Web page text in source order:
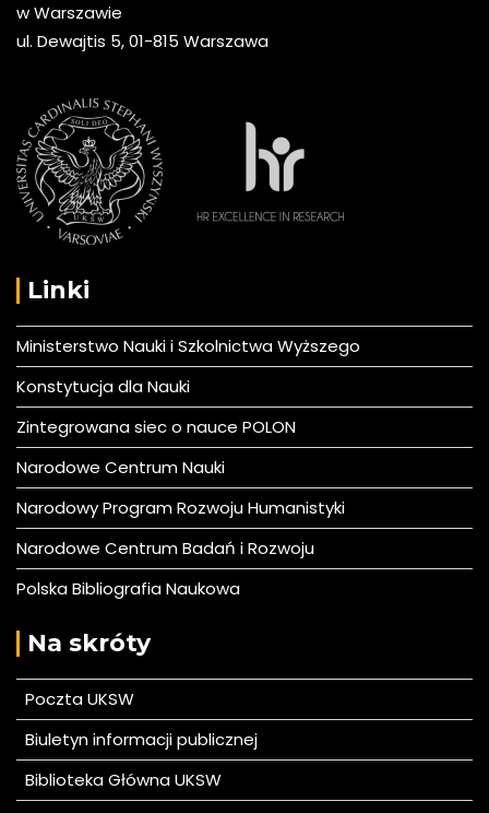
w Warszawie
ul. Dewajtis 5, 01-815 Warszawa
Linki
Ministerstwo Nauki i Szkolnictwa Wyższego
Konstytucja dla Nauki
Zintegrowana siec o nauce POLON
Narodowe Centrum Nauki
Narodowy Program Rozwoju Humanistyki
Narodowe Centrum Badań i Rozwoju
Polska Bibliografia Naukowa
Na skróty
Poczta UKSW
Biuletyn informacji publicznej
Biblioteka Główna UKSW